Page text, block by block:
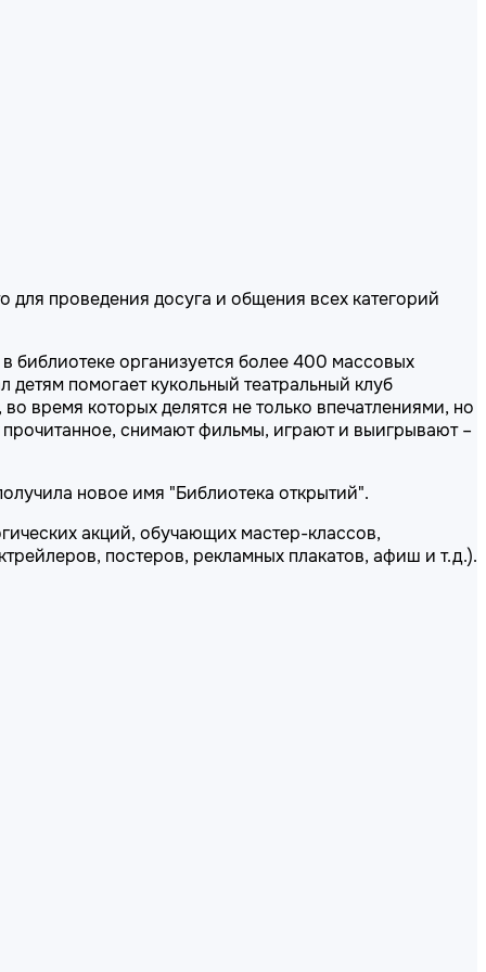
для проведения досуга и общения всех категорий
библиотеке организуется более 400 массовых
помогает кукольный театральный клуб
время которых делятся не только впечатлениями, но
снимают фильмы, играют и выигрывают –
новое имя "Библиотека открытий".
акций, обучающих мастер-классов,
постеров, рекламных плакатов, афиш и т.д.).